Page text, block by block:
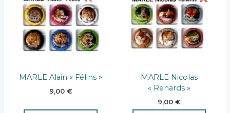
MARLE Alain « Félins »
9,00 €
MARLE Nicolas
« Renards »
9,00€